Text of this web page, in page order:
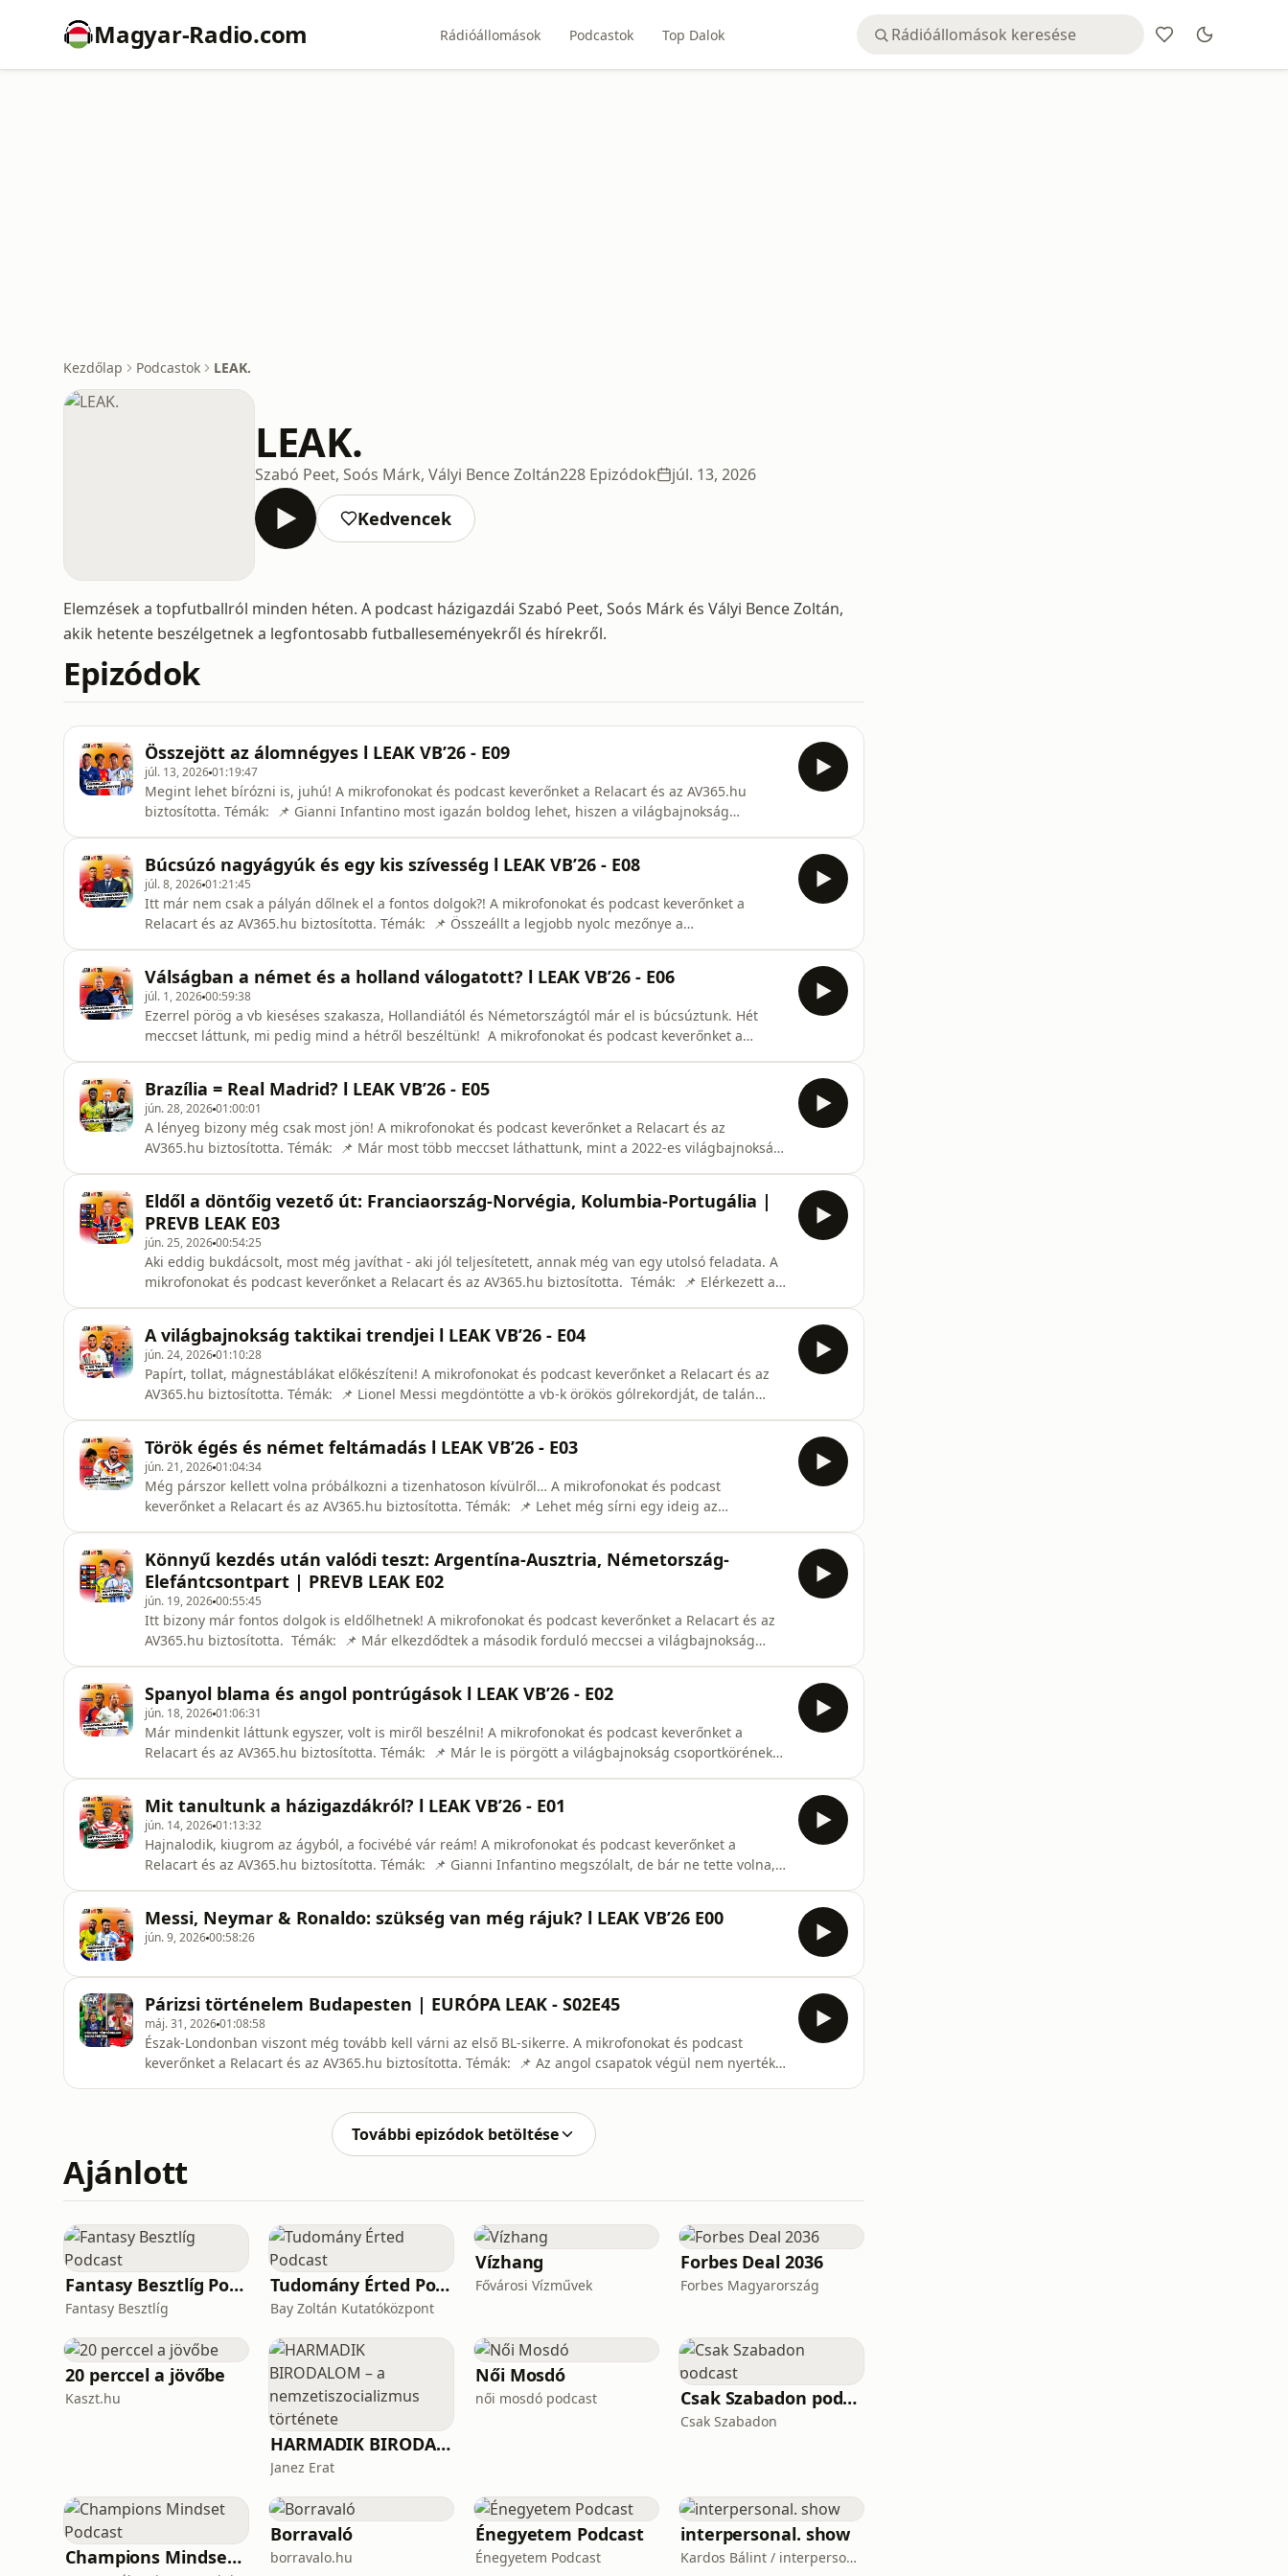
Magyar-Radio.com Rádióállomások Podcastok Top Dalok
Kezdőlap Podcastok LEAK.
LEAK.
Szabó Peet, Soós Márk, Vályi Bence Zoltán228 Epizódok júl. 13, 2026
Kedvencek
Elemzések a topfutballról minden héten. A podcast házigazdái Szabó Peet, Soós Márk és Vályi Bence Zoltán,
akik hetente beszélgetnek a legfontosabb futballeseményekről és hírekről.
Epizódok
Összejött az álomnégyes l LEAK VB’26 - E09
júl. 13, 202601:19:47
Megint lehet bírózni is, juhú! A mikrofonokat és podcast keverőnket a Relacart és az AV365.hu
biztosította. Témák: 📌 Gianni Infantino most igazán boldog lehet, hiszen a világbajnokság
ejtették ki a torna ala
Búcsúzó nagyágyúk és egy kis szívesség l LEAK VB’26 - E08
júl. 8, 202601:21:45
Itt már nem csak a pályán dőlnek el a fontos dolgok?! A mikrofonokat és podcast keverőnket a
Relacart és az AV365.hu biztosította. Témák: 📌 Összeállt a legjobb nyolc mezőnye a
piros lapot kapott, de az USA ennek elle
Válságban a német és a holland válogatott? l LEAK VB’26 - E06
júl. 1, 202600:59:38
Ezerrel pörög a vb kieséses szakasza, Hollandiától és Németországtól már el is búcsúztunk. Hét
meccset láttunk, mi pedig mind a hétről beszéltünk! A mikrofonokat és podcast keverőnket a
gól és két elhullott
Brazília = Real Madrid? l LEAK VB’26 - E05
jún. 28, 202601:00:01
A lényeg bizony még csak most jön! A mikrofonokat és podcast keverőnket a Relacart és az
AV365.hu biztosította. Témák: 📌 Már most több meccset láthattunk, mint a 2022-es világbajnokság
Carlo Ancelotti visszanyúlt ahhoz
Eldől a döntőig vezető út: Franciaország-Norvégia, Kolumbia-Portugália |
PREVB LEAK E03
jún. 25, 202600:54:25
Aki eddig bukdácsolt, most még javíthat - aki jól teljesítetett, annak még van egy utolsó feladata. A
mikrofonokat és podcast keverőnket a Relacart és az AV365.hu biztosította. Témák: 📌 Elérkezett a
fe
A világbajnokság taktikai trendjei l LEAK VB’26 - E04
jún. 24, 202601:10:28
Papírt, tollat, mágnestáblákat előkészíteni! A mikrofonokat és podcast keverőnket a Relacart és az
AV365.hu biztosította. Témák: 📌 Lionel Messi megdöntötte a vb-k örökös gólrekordját, de talán
szép mintát láttunk a
Török égés és német feltámadás l LEAK VB’26 - E03
jún. 21, 202601:04:34
Még párszor kellett volna próbálkozni a tizenhatoson kívülről… A mikrofonokat és podcast
keverőnket a Relacart és az AV365.hu biztosította. Témák: 📌 Lehet még sírni egy ideig az
alatt sem sikerült legalá
Könnyű kezdés után valódi teszt: Argentína-Ausztria, Németország-
Elefántcsontpart | PREVB LEAK E02
jún. 19, 202600:55:45
Itt bizony már fontos dolgok is eldőlhetnek! A mikrofonokat és podcast keverőnket a Relacart és az
AV365.hu biztosította. Témák: 📌 Már elkezdődtek a második forduló meccsei a világbajnokság
összecsapó argentin é
Spanyol blama és angol pontrúgások l LEAK VB’26 - E02
jún. 18, 202601:06:31
Már mindenkit láttunk egyszer, volt is miről beszélni! A mikrofonokat és podcast keverőnket a
Relacart és az AV365.hu biztosította. Témák: 📌 Már le is pörgött a világbajnokság csoportkörének
ellen a gól
Mit tanultunk a házigazdákról? l LEAK VB’26 - E01
jún. 14, 202601:13:32
Hajnalodik, kiugrom az ágyból, a focivébé vár reám! A mikrofonokat és podcast keverőnket a
Relacart és az AV365.hu biztosította. Témák: 📌 Gianni Infantino megszólalt, de bár ne tette volna,
házigazda: az USA és
Messi, Neymar & Ronaldo: szükség van még rájuk? l LEAK VB’26 E00
jún. 9, 202600:58:26
Párizsi történelem Budapesten | EURÓPA LEAK - S02E45
máj. 31, 202601:08:58
Észak-Londonban viszont még tovább kell várni az első BL-sikerre. A mikrofonokat és podcast
keverőnket a Relacart és az AV365.hu biztosította. Témák: 📌 Az angol csapatok végül nem nyerték
További epizódok betöltése
Ajánlott
Fantasy Besztlíg Podcast
Fantasy Besztlíg
Tudomány Érted Podcast
Bay Zoltán Kutatóközpont
Vízhang
Fővárosi Vízművek
Forbes Deal 2036
Forbes Magyarország
20 perccel a jövőbe
Kaszt.hu
HARMADIK BIRODALOM – a nemzetiszocializmus története
Janez Erat
Női Mosdó
női mosdó podcast Csak Szabadon podcast
Csak Szabadon
Champions Mindset Podcast
Borravaló
borravalo.hu
Énegyetem Podcast
Énegyetem Podcast
interpersonal. show
Kardos Bálint / interpersonal.host